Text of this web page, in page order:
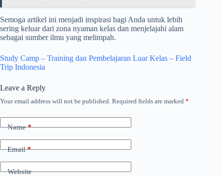
Semoga artikel ini menjadi inspirasi bagi Anda untuk lebih
sering keluar dari zona nyaman kelas dan menjelajahi alam
sebagai sumber ilmu yang melimpah.
Study Camp – Training dan Pembelajaran Luar Kelas – Field
Trip Indonesia
Leave a Reply
Your email address will not be published. Required fields are marked *
Name*
Email*
Website